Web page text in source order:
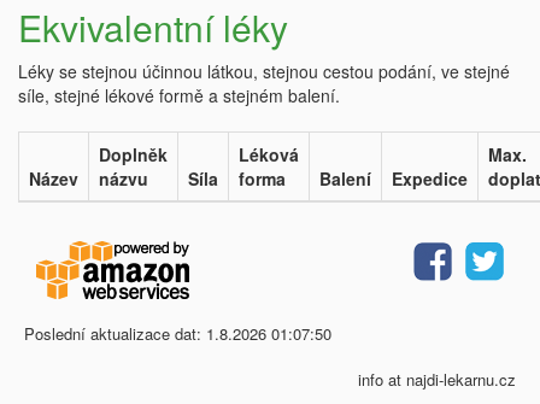
Ekvivalentní léky
Léky se stejnou účinnou látkou, stejnou cestou podání, ve stejné
síle, stejné lékové formě a stejném balení.
Název
Doplněk
názvu
Síla
Léková
forma
Balení Expedice
Max.
Poslední aktualizace dat: 1.8.2026 01:07:50
info at najdi-lekarnu.cz